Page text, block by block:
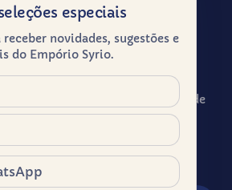
Schahin, 136 - Centro Histórico de
- SP, 01023-050
9h às 19h
especiais
novidades, sugestões e
do Empório Syrio.